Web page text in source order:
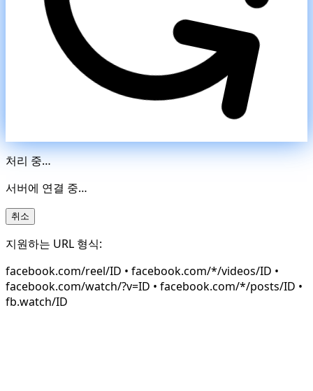
처리 중…
서버에 연결 중…
취소
지원하는 URL 형식:
facebook.com/reel/ID • facebook.com/*/videos/ID •
facebook.com/watch/?v=ID • facebook.com/*/posts/ID •
fb.watch/ID